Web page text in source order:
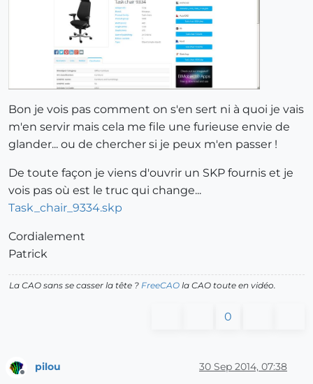
Bon je vois pas comment on s'en sert ni à quoi je vais
m'en servir mais cela me file une furieuse envie de
glander... ou de chercher si je peux m'en passer !
De toute façon je viens d'ouvrir un SKP fournis et je
vois pas où est le truc qui change...
Task_chair_9334.skp
Cordialement
Patrick
La CAO sans se casser la tête ? FreeCAO la CAO toute en vidéo.
0
Offline
pilou 30 Sep 2014, 07:38